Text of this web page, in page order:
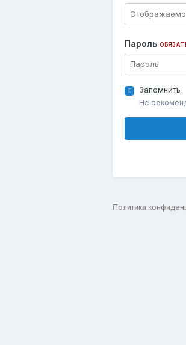
Пароль
Запомнить
Не
Политика